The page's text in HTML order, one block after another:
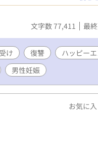
長文コメも大歓迎🙏✨)
文字数 77,411 最
け 復讐 ハッピー
男性妊娠
お気に入